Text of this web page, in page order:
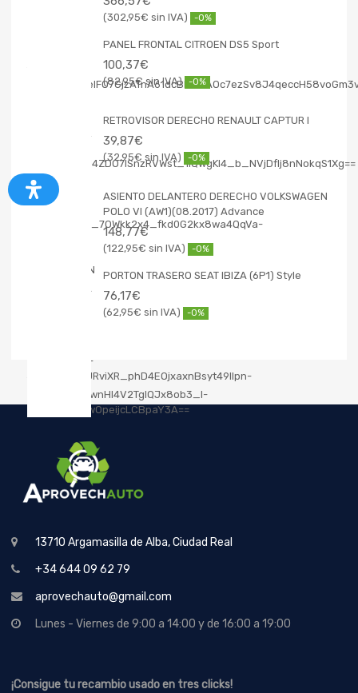
302,95€ -0%
PANEL FRONTAL CITROEN DS5 Sport
100,37€
82,95€ -0%
RETROVISOR DERECHO RENAULT CAPTUR I
39,87€
32,95€ -0%
ASIENTO DELANTERO DERECHO VOLKSWAGEN
POLO VI (AW1)(08.2017) Advance
148,77€
122,95€ -0%
PORTON TRASERO SEAT IBIZA (6P1) Style
76,17€
62,95€ -0%
13710 Argamasilla de Alba, Ciudad Real
+34 644 09 62 79
aprovechauto@gmail.com
Lunes - Viernes de 9:00 a 14:00 y de 16:00 a 19:00
¡Consigue tu recambio usado en tres clicks!